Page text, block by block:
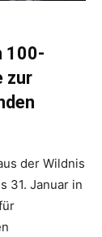
100-
zur
der Wildnis
31. Januar in